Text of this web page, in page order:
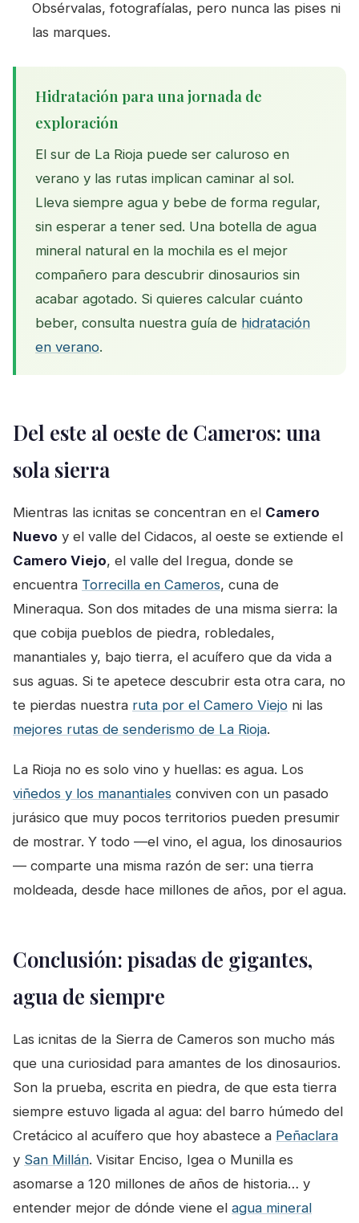
Obsérvalas, foto­grafíalas, pero nunca las pises ni
las marques.
Hidratación para una jornada de
exploración
El sur de La Rioja puede ser caluroso en
verano y las rutas implican caminar al sol.
Lleva siempre agua y bebe de forma regular,
sin esperar a tener sed. Una botella de agua
mineral natural en la mochila es el mejor
compañero para descubrir dinosaurios sin
acabar agotado. Si quieres calcular cuánto
beber, consulta nuestra guía de hidratación
en verano.
Del este al oeste de Cameros: una
sola sierra
Mientras las icnitas se concentran en el Camero
Nuevo y el valle del Cidacos, al oeste se extiende el
Camero Viejo, el valle del Iregua, donde se
encuentra Torrecilla en Cameros, cuna de
Mineraqua. Son dos mitades de una misma sierra: la
que cobija pueblos de piedra, robledales,
manantiales y, bajo tierra, el acuífero que da vida a
sus aguas. Si te apetece descubrir esta otra cara, no
te pierdas nuestra ruta por el Camero Viejo ni las
mejores rutas de senderismo de La Rioja.
La Rioja no es solo vino y huellas: es agua. Los
viñedos y los manantiales conviven con un pasado
jurásico que muy pocos territorios pueden presumir
de mostrar. Y todo —el vino, el agua, los dinosaurios
— comparte una misma razón de ser: una tierra
moldeada, desde hace millones de años, por el agua.
Conclusión: pisadas de gigantes,
agua de siempre
Las icnitas de la Sierra de Cameros son mucho más
que una curiosidad para amantes de los dinosaurios.
Son la prueba, escrita en piedra, de que esta tierra
siempre estuvo ligada al agua: del barro húmedo del
Cretácico al acuífero que hoy abastece a Peñaclara
y San Millán. Visitar Enciso, Igea o Munilla es
asomarse a 120 millones de años de historia… y
entender mejor de dónde viene el agua mineral